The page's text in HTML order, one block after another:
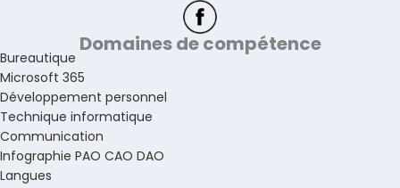
Domaines de compétence
Bureautique
Microsoft 365
Développement personnel
Technique informatique
Communication
Infographie PAO CAO DAO
Langues